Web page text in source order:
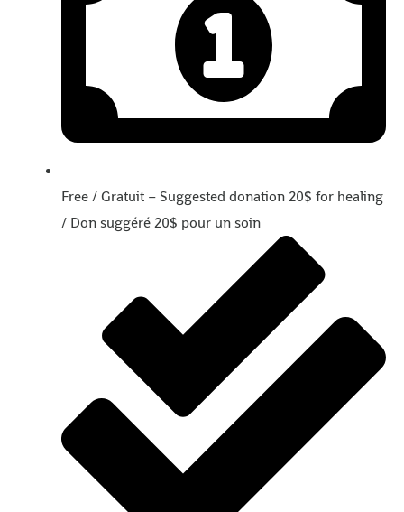
Free / Gratuit – Suggested donation 20$ for healing
/ Don suggéré 20$ pour un soin